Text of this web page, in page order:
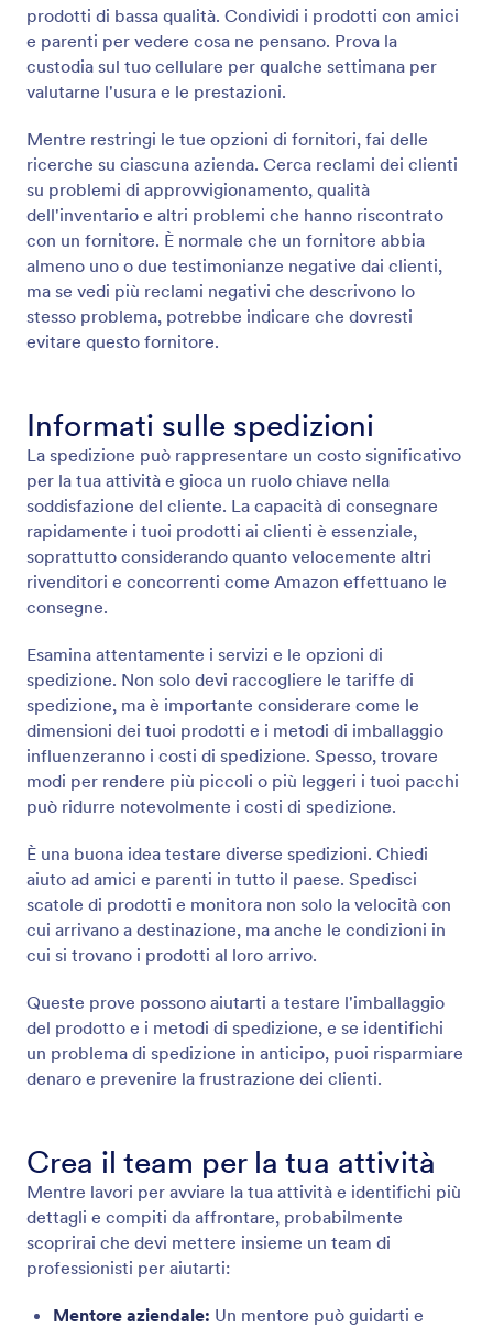
prodotti di bassa qualità. Condividi i prodotti con amici
e parenti per vedere cosa ne pensano. Prova la
custodia sul tuo cellulare per qualche settimana per
valutarne l'usura e le prestazioni.
Mentre restringi le tue opzioni di fornitori, fai delle
ricerche su ciascuna azienda. Cerca reclami dei clienti
su problemi di approvvigionamento, qualità
dell'inventario e altri problemi che hanno riscontrato
con un fornitore. È normale che un fornitore abbia
almeno uno o due testimonianze negative dai clienti,
ma se vedi più reclami negativi che descrivono lo
stesso problema, potrebbe indicare che dovresti
evitare questo fornitore.
Informati sulle spedizioni
La spedizione può rappresentare un costo significativo
per la tua attività e gioca un ruolo chiave nella
soddisfazione del cliente. La capacità di consegnare
rapidamente i tuoi prodotti ai clienti è essenziale,
soprattutto considerando quanto velocemente altri
rivenditori e concorrenti come Amazon effettuano le
consegne.
Esamina attentamente i servizi e le opzioni di
spedizione. Non solo devi raccogliere le tariffe di
spedizione, ma è importante considerare come le
dimensioni dei tuoi prodotti e i metodi di imballaggio
influenzeranno i costi di spedizione. Spesso, trovare
modi per rendere più piccoli o più leggeri i tuoi pacchi
può ridurre notevolmente i costi di spedizione.
È una buona idea testare diverse spedizioni. Chiedi
aiuto ad amici e parenti in tutto il paese. Spedisci
scatole di prodotti e monitora non solo la velocità con
cui arrivano a destinazione, ma anche le condizioni in
cui si trovano i prodotti al loro arrivo.
Queste prove possono aiutarti a testare l'imballaggio
del prodotto e i metodi di spedizione, e se identifichi
un problema di spedizione in anticipo, puoi risparmiare
denaro e prevenire la frustrazione dei clienti.
Crea il team per la tua attività
Mentre lavori per avviare la tua attività e identifichi più
dettagli e compiti da affrontare, probabilmente
scoprirai che devi mettere insieme un team di
professionisti per aiutarti:
Mentore aziendale: Un mentore può guidarti e